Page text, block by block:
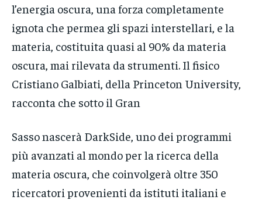
l’energia oscura, una forza completamente
ignota che permea gli spazi interstellari, e la
materia, costituita quasi al 90% da materia
oscura, mai rilevata da strumenti. Il fisico
Cristiano Galbiati, della Princeton University,
racconta che sotto il Gran
Sasso nascerà DarkSide, uno dei programmi
più avanzati al mondo per la ricerca della
materia oscura, che coinvolgerà oltre 350
ricercatori provenienti da istituti italiani e